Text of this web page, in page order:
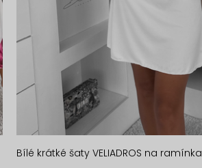
Bílé krátké šaty VELIADROS na ramínka